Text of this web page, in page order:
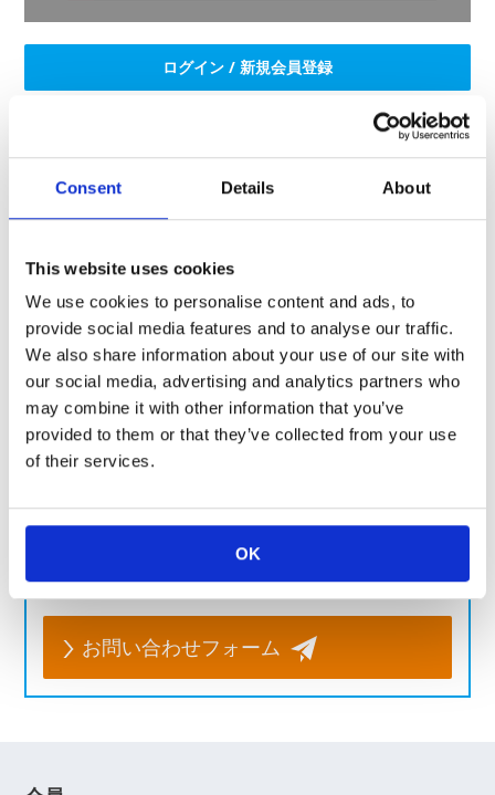
Consent Details About
This website uses cookies
We use cookies to personalise content and ads, to
provide social media features and to analyse our traffic.
We also share information about your use of our site with
our social media, advertising and analytics partners who
may combine it with other information that you’ve
provided to them or that they’ve collected from your use
of their services.
OK
ログイン / 新規会員登録
弊社または権利所有者の事前の承諾なしに、掲載内容のすべて
（複製、改変、転載、流用、配布、掲示、販売、出版など）す
ることは法律で固く禁止されています。
流れの話 4/5 第4回「流れと熱の連携計算例」
へ
流れの話Topページへ
製品のお問い合わせはこちら
お客様の課題に合わせてご提案します。お気軽にご相談く
お問い合わせフォーム